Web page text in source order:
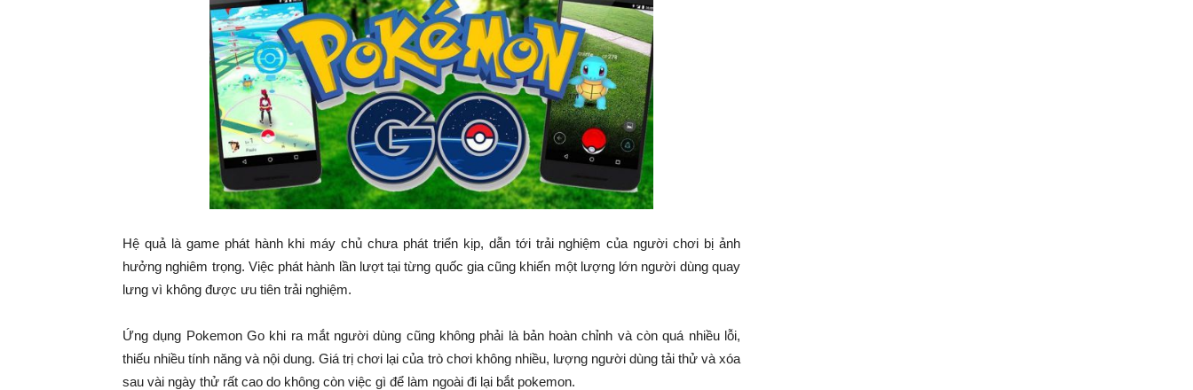
Hệ quả là game phát hành khi máy chủ chưa phát triển kịp, dẫn tới trải nghiệm của người chơi bị ảnh
hưởng nghiêm trọng. Việc phát hành lần lượt tại từng quốc gia cũng khiến một lượng lớn người dùng quay
lưng vì không được ưu tiên trải nghiệm.
Ứng dụng Pokemon Go khi ra mắt người dùng cũng không phải là bản hoàn chỉnh và còn quá nhiều lỗi,
thiếu nhiều tính năng và nội dung. Giá trị chơi lại của trò chơi không nhiều, lượng người dùng tải thử và xóa
sau vài ngày thử rất cao do không còn việc gì để làm ngoài đi lại bắt pokemon.